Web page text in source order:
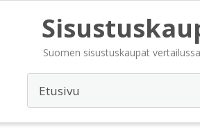
Suomen sisustuskaupat vertailussa